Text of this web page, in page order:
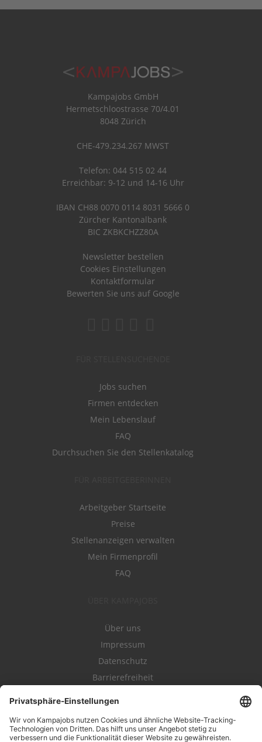
Kampajobs GmbH
Hermetschloostrasse 70/4.01
8048 Zürich
CHE-479.234.267 MWST
Telefon: 044 515 02 44
Erreichbar: 9-12 und 14-16 Uhr
IBAN CH88 0070 0114 8031 5666 0
Zürcher Kantonalbank
BIC ZKBKCHZZ80A
Newsletter bestellen
Cookies Einstellungen
Kontaktformular
Bewerten Sie uns auf Google
Jobs suchen
Firmen entdecken
Mein Lebenslauf
FAQ
Durchsuchen Sie den Stellenkatalog
Arbeitgeber Startseite
Preise
Stellenanzeigen verwalten
Mein Firmenprofil
FAQ
Über uns
Impressum
Datenschutz
Barrierefreiheit
Kampahire